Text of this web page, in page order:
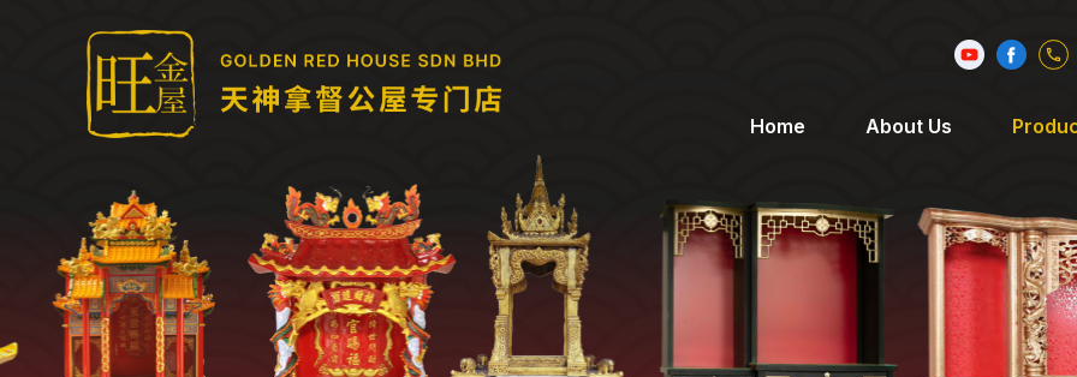
Home About Us